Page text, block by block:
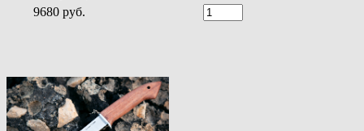
9680 руб.